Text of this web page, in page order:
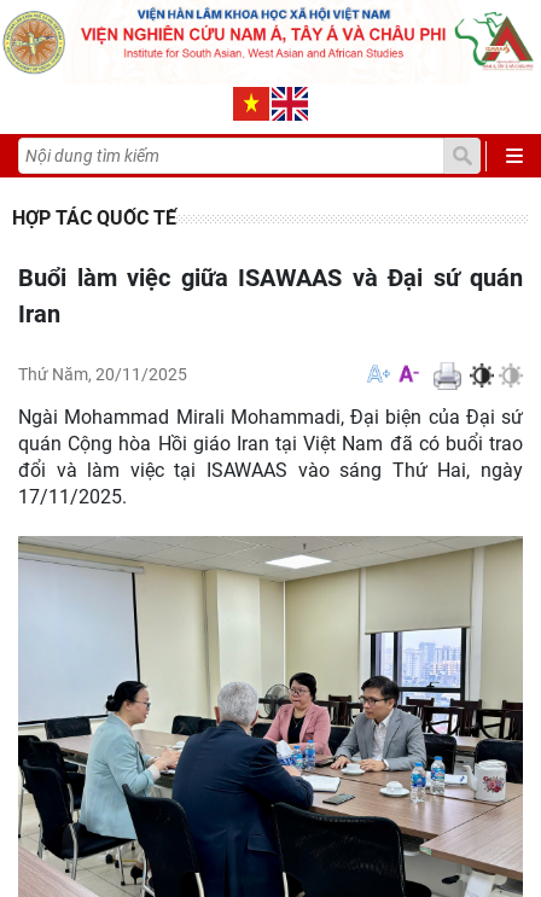
HỢP TÁC QUỐC TẾ
Buổi làm việc giữa ISAWAAS và Đại sứ quán
Iran
Thứ Năm, 20/11/2025
Ngài Mohammad Mirali Mohammadi, Đại biện của Đại sứ
quán Cộng hòa Hồi giáo Iran tại Việt Nam đã có buổi trao
đổi và làm việc tại ISAWAAS vào sáng Thứ Hai, ngày
17/11/2025.